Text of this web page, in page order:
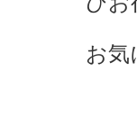
お気